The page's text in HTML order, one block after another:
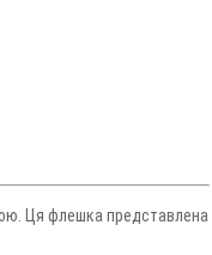
Ця флешка представлена